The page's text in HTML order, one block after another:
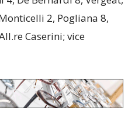
2, Pogliana 8,
Caserini; vice